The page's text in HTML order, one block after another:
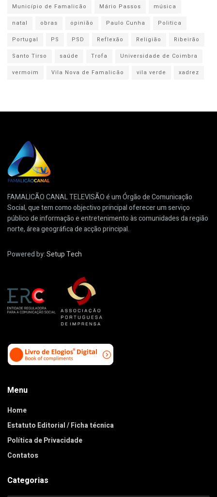
Município de Famalicão
Mário Passos
música
natal
obras opinião Paulo Cunha
Politica
Portugal
PS PSD Reflexão Religião
Ribeirão
Santo Tirso
saúde Trofa
Universidade de Coimbra
vermoim
Vila Nova de Famalicão vila verde xadrez
FAMALICÃO CANAL TELEVISÃO é um Órgão de Comunicação
Social, que tem como objectivo principal oferecer um serviço
público de informação e entretenimento às comunidades da região
norte, área geográfica de acção principal.
Powered by:Setup Tech
Menu
Home
Estatuto Editorial / Ficha técnica
Política de Privacidade
Contatos
Categorias